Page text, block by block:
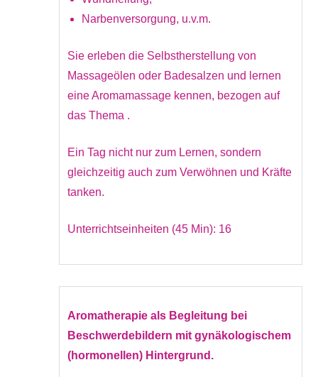
Narbenversorgung, u.v.m.
Sie erleben die Selbstherstellung von
Massageölen oder Badesalzen und lernen
eine Aromamassage kennen, bezogen auf
das Thema .
Ein Tag nicht nur zum Lernen, sondern
gleichzeitig auch zum Verwöhnen und Kräfte
tanken.
Unterrichtseinheiten (45 Min): 16
Aromatherapie als Begleitung bei
Beschwerdebildern mit gynäkologischem
(hormonellen) Hintergrund.